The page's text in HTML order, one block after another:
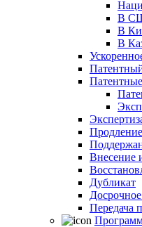
В
В
В
Внесение
Дубликат
Передача